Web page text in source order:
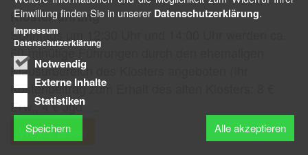
Klosterführung
Sonntags um 12:30 Uhr und 14:00 Uhr werden ca.
60-minütige Führungen durch den ehemaligen
Klausurbereich des Klosters angeboten (Ihr
Kostenbeitrag zum Erhalt des alten Klosters: 8 €
Erw., 4 € Jgd. ...
Weiter lesen
Einwillung finden Sie in unserer Datenschutzerklärung.
Notwendig
Externe Inhalte
Statistiken
Speichern Alle akzeptieren
Impressum
Datenschutzerklärung